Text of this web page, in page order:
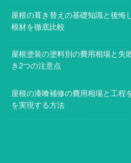
屋根の葺き替えの基礎知識と後悔
根材を徹底比較
屋根塗装の塗料別の費用相場と失
き2つの注意点
屋根の漆喰補修の費用相場と工程
を実現する方法